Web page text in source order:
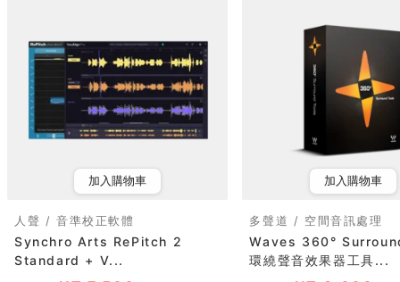
加入購物車
人聲 / 音準校正軟體
Synchro Arts RePitch 2
Standard + V...
加入購物車
多聲道 / 空間音訊處理
Waves 360°
環繞聲音效果器工具...